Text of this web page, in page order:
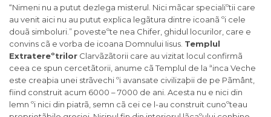
“Nimeni nu a putut dezlega misterul. Nici mãcar specialiºtii care
au venit aici nu au putut explica legãtura dintre icoanã ºi cele
douã simboluri.” povesteºte nea Chifer, ghidul locurilor, care e
convins cã e vorba de icoana Domnului Iisus. Templul
Extratereºtrilor Clarvãzãtorii care au vizitat locul confirmã
ceea ce spun cercetãtorii, anume cã Templul de la ªinca Veche
este creaþia unei strãvechi ºi avansate civilizaþii de pe Pãmânt,
fiind construit acum 6000 – 7000 de ani. Acesta nu e nici din
lemn ºi nici din piatrã, semn cã cei ce l-au construit cunoºteau